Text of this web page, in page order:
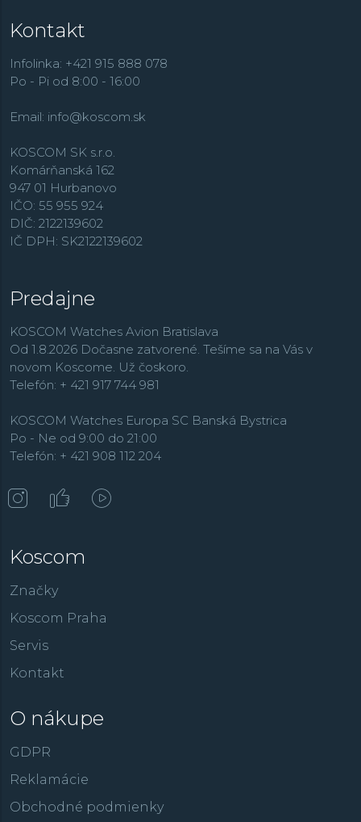
Kontakt
Infolinka: +421 915 888 078
Po - Pi od 8:00 - 16:00
Email: info@koscom.sk
KOSCOM SK s.r.o.
Komárňanská 162
947 01 Hurbanovo
IČO: 55 955 924
DIČ: 2122139602
IČ DPH: SK2122139602
Predajne
KOSCOM Watches Avion Bratislava
Od 1.8.2026 Dočasne zatvorené. Tešíme sa na Vás v
novom Koscome. Už čoskoro.
Telefón: + 421 917 744 981
KOSCOM Watches Europa SC Banská Bystrica
Po - Ne od 9:00 do 21:00
Telefón: + 421 908 112 204
Koscom
Značky
Koscom Praha
Servis
Kontakt
O nákupe
GDPR
Reklamácie
Obchodné podmienky